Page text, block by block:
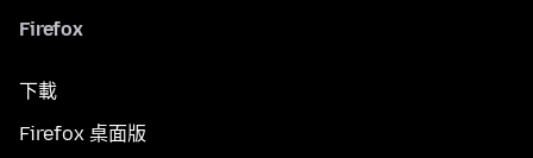
Firefox
下載
Firefox 桌面版